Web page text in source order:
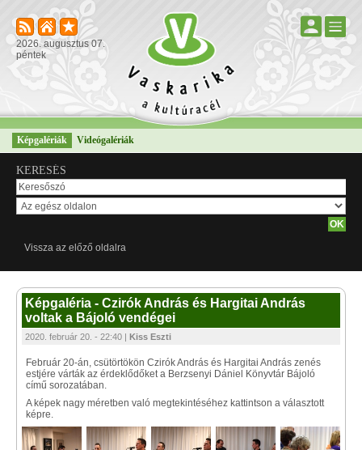
2026. augusztus 07.
péntek
Képgalériák Videógalériák
KERESÉS
Vissza az előző oldalra
Képgaléria - Czirók András és Hargitai András
voltak a Bájoló vendégei
2020. február 20. - 22:40 | Kiss Eszti
Február 20-án, csütörtökön Czirók András és Hargitai András zenés
estjére várták az érdeklődőket a Berzsenyi Dániel Könyvtár Bájoló
című sorozatában.
A képek nagy méretben való megtekintéséhez kattintson a választott
képre.